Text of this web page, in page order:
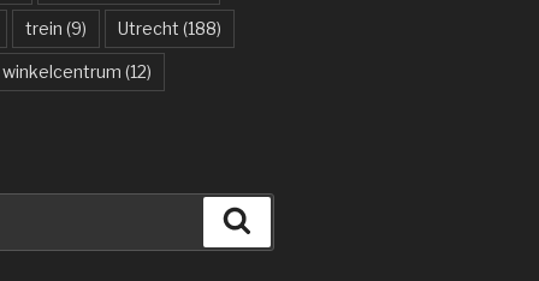
trein (9) Utrecht (188)
winkelcentrum (12)